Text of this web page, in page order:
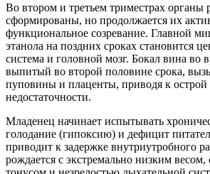
Во втором и третьем триместрах органы
сформированы, но продолжается их
функциональное созревание. Главной
этанола на поздних сроках становится
система и головной мозг. Бокал вина во
выпитый во второй половине срока,
пуповины и плаценты, приводя к острой
недостаточности.
Младенец начинает испытывать
голодание (гипоксию) и дефицит
приводит к задержке внутриутробного
рождается с экстремально низким